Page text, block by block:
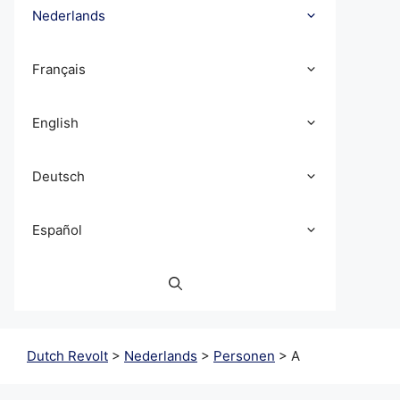
Nederlands
Français
English
Deutsch
Español
Dutch Revolt > Nederlands > Personen > A